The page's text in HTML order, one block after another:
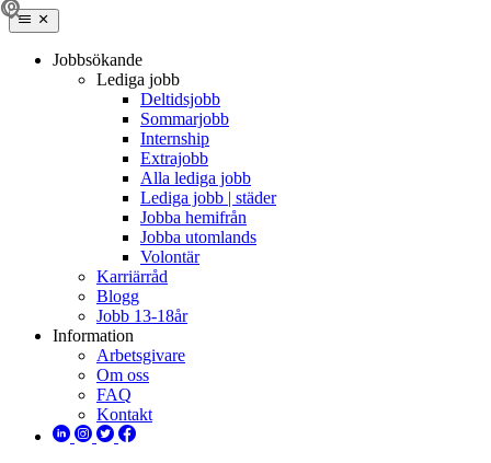
Jobbsökande
Lediga jobb
Deltidsjobb
Sommarjobb
Internship
Extrajobb
Alla lediga jobb
Lediga jobb | städer
Jobba hemifrån
Jobba utomlands
Volontär
Karriärråd
Blogg
Jobb 13-18år
Information
Arbetsgivare
Om oss
FAQ
Kontakt